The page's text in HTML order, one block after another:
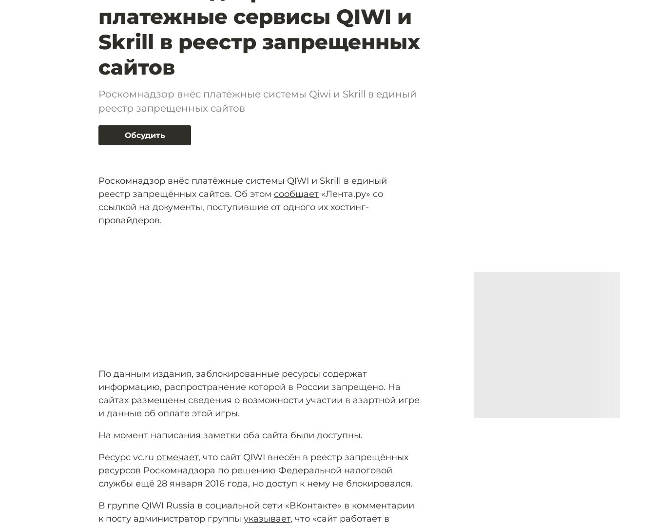
платежные сервисы QIWI и
Skrill в реестр запрещенных
сайтов
Роскомнадзор внёс платёжные системы Qiwi и Skrill в единый
реестр запрещенных сайтов
Обсудить
Роскомнадзор внёс платёжные системы QIWI и Skrill в единый
реестр запрещённых сайтов. Об этом сообщает «Лента.ру» со
ссылкой на документы, поступившие от одного их хостинг-
провайдеров.
По данным издания, заблокированные ресурсы содержат
информацию, распространение которой в России запрещено. На
сайтах размещены сведения о возможности участии в азартной игре
и данные об оплате этой игры.
На момент написания заметки оба сайта были доступны.
Ресурс vc.ru отмечает, что сайт QIWI внесён в реестр запрещённых
ресурсов Роскомнадзора по решению Федеральной налоговой
службы ещё 28 января 2016 года, но доступ к нему не блокировался.
В группе QIWI Russia в социальной сети «ВКонтакте» в комментарии
к посту администратор группы указывает, что «сайт работает в